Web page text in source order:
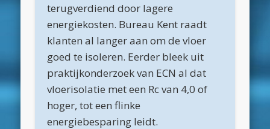
oktober 2025
juni 2025
maart 2025
februari 2025
terugverdiend door lagere
energiekosten. Bureau Kent raadt
klanten al langer aan om de vloer
goed te isoleren. Eerder bleek uit
praktijkonderzoek van ECN al dat
vloerisolatie met een Rc van 4,0 of
hoger, tot een flinke
energiebesparing leidt.